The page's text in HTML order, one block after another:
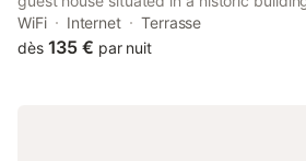
from Hospices Civils de Beaune.
WiFi Internet
Terrasse
dès 135 € par nuit